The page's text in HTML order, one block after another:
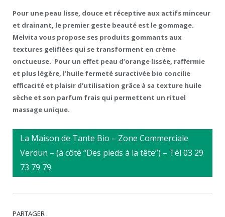
Pour une peau lisse, douce et réceptive aux actifs minceur
et drainant, le premier geste beauté est le gommage.
Melvita vous propose ses produits gommants aux
textures gelifiées qui se transforment en crème
onctueuse. Pour un effet peau d’orange lissée, raffermie
et plus légère, l’huile fermeté suractivée bio concilie
efficacité et plaisir d’utilisation grâce à sa texture huile
sèche et son parfum frais qui permettent un rituel
massage unique.
La Maison de Tante Bio – Zone Commerciale
Verdun – (à côté “Des pieds à la tête”) – Tél 03 29
73 79 79
PARTAGER :